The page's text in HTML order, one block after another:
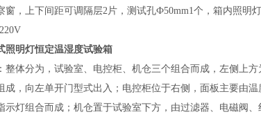
窗，上下间距可调隔层2片，测试孔Ф50mm1个，箱内照明灯
照明灯恒定温湿度试验箱
整体分为，试验室、电控柜、机仓三个组合而成，左侧上
成，向左单开门型式出入；电控柜位于右侧，面板主要由温
示灯组合而成；机仓置于试验室下方，由过滤器、电磁阀